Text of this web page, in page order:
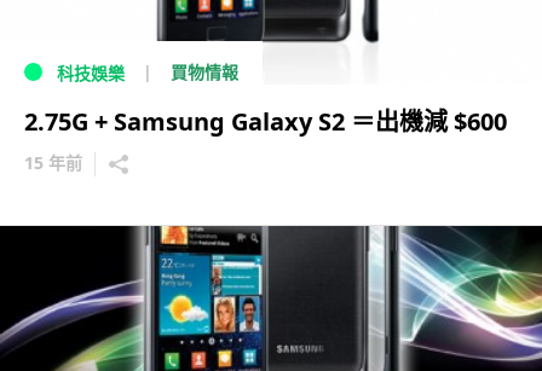
科技娛樂 買物情報
2.75G + Samsung Galaxy S2 ＝出機減 $600
15 年前